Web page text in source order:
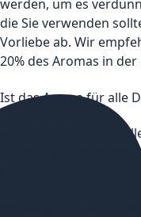
werden, um es
die Sie verwenden
Vorliebe ab. Wir
20% des Aromas in
Ist das Aroma für alle
Ja, das Aroma ist für
Suche nach einem
Wie lange hält eine